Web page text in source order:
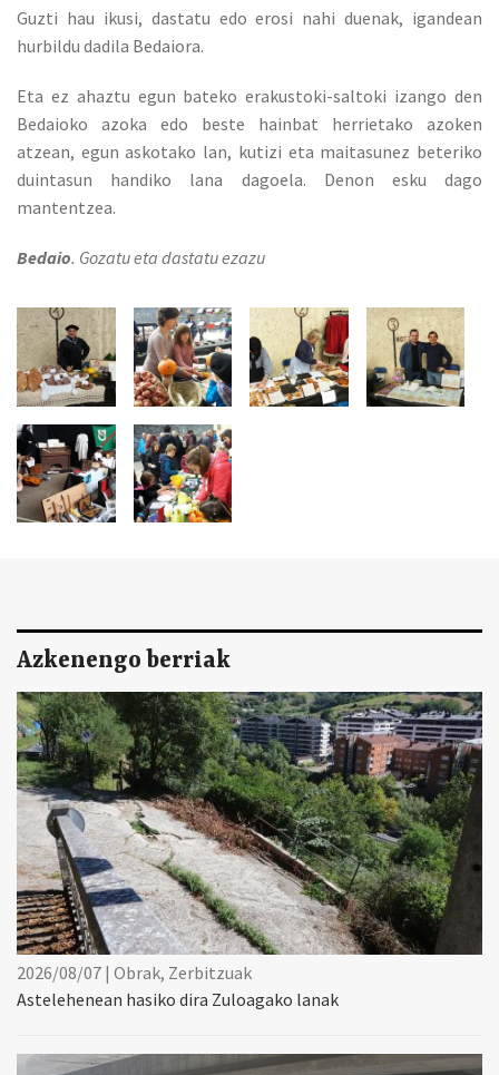
Guzti hau ikusi, dastatu edo erosi nahi duenak, igandean
hurbildu dadila Bedaiora.
Eta ez ahaztu egun bateko erakustoki-saltoki izango den
Bedaioko azoka edo beste hainbat herrietako azoken
atzean, egun askotako lan, kutizi eta maitasunez beteriko
duintasun handiko lana dagoela. Denon esku dago
mantentzea.
Bedaio. Gozatu eta dastatu ezazu
Azkenengo berriak
2026/08/07 | Obrak, Zerbitzuak
Astelehenean hasiko dira Zuloagako lanak